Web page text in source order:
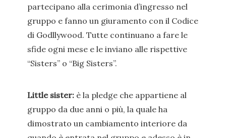
partecipano alla cerimonia d’ingresso nel
gruppo e fanno un giuramento con il Codice
di Godllywood. Tutte continuano a fare le
sfide ogni mese e le inviano alle rispettive
“Sisters” o “Big Sisters”.
Little sister: è la pledge che appartiene al
gruppo da due anni o più, la quale ha
dimostrato un cambiamento interiore da